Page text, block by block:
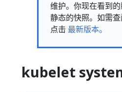
维护。你现在看到
静态的快照。如需
点击 最新版本。
kubelet